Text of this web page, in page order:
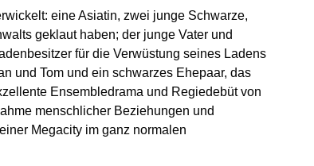
eine Asiatin, zwei junge Schwarze,
geklaut haben; der junge Vater und
für die Verwüstung seines Ladens
und Tom und ein schwarzes Ehepaar, das
Ensembledrama und Regiedebüt von
menschlicher Beziehungen und
Megacity im ganz normalen